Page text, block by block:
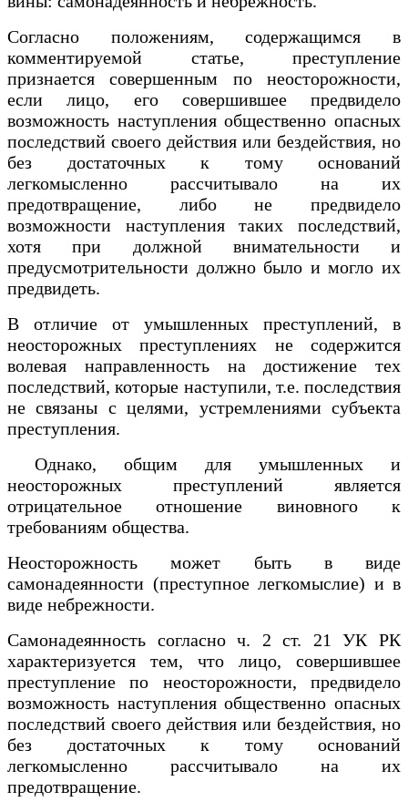
Согласно положениям, содержащимся в
комментируемой статье, преступление
признается совершенным по неосторожности,
если лицо, его совершившее предвидело
возможность наступления общественно опасных
последствий своего действия или бездействия, но
без достаточных к тому оснований
легкомысленно рассчитывало на их
предотвращение, либо не предвидело
возможности наступления таких последствий,
хотя при должной внимательности и
предусмотрительности должно было и могло их
предвидеть.
В отличие от умышленных преступлений, в
неосторожных преступлениях не содержится
волевая направленность на достижение тех
последствий, которые наступили, т.е. последствия
не связаны с целями, устремлениями субъекта
преступления.
Однако, общим для умышленных и
неосторожных преступлений является
отрицательное отношение виновного к
требованиям общества.
Неосторожность может быть в виде
самонадеянности (преступное легкомыслие) и в
виде небрежности.
Самонадеянность согласно ч. 2 ст. 21 УК РК
характеризуется тем, что лицо, совершившее
преступление по неосторожности, предвидело
возможность наступления общественно опасных
последствий своего действия или бездействия, но
без достаточных к тому оснований
легкомысленно рассчитывало на их
предотвращение.